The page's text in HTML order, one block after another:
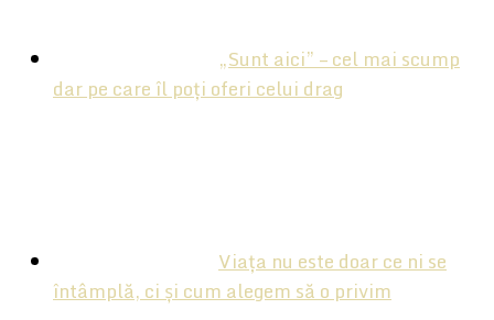
„Sunt aici” – cel mai scump
dar pe care îl poți oferi celui drag
Viața nu este doar ce ni se
întâmplă, ci și cum alegem să o privim